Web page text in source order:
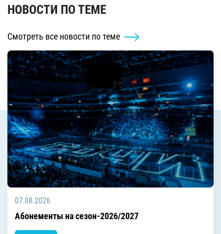
НОВОСТИ ПО ТЕМЕ
Смотреть все новости по теме
07.08.2026
Абонементы на сезон-2026/2027